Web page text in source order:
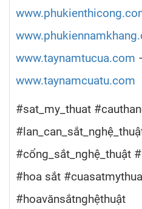
www.taynamtucua.com
www.taynamcuatu.com
#sat_my_thuat
#cổng_sắt_nghệ_thuật
#hoa sắt
#hoavănsắtnghệthuật